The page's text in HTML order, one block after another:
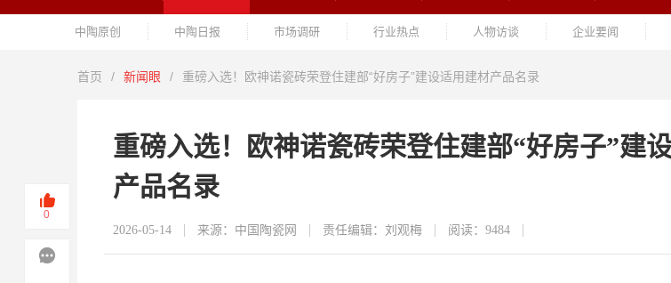
中陶原创 中陶日报 市场调研 行业热点 人物访谈 企业要闻
首页 / 新闻眼 / 重磅入选！欧神诺瓷砖荣登住建部“好房子”建设适用建材产品名录
重磅入选！欧神诺瓷砖荣登住建部“好房子”建
产品名录
2026-05-14 来源：中国陶瓷网 责任编辑：刘观梅 阅读：9484
0